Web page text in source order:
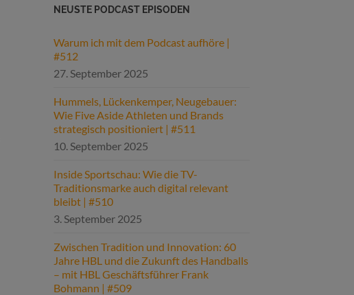
NEUSTE PODCAST EPISODEN
Warum ich mit dem Podcast aufhöre |
#512
27. September 2025
Hummels, Lückenkemper, Neugebauer:
Wie Five Aside Athleten und Brands
strategisch positioniert | #511
10. September 2025
Inside Sportschau: Wie die TV-
Traditionsmarke auch digital relevant
bleibt | #510
3. September 2025
Zwischen Tradition und Innovation: 60
Jahre HBL und die Zukunft des Handballs
– mit HBL Geschäftsführer Frank
Bohmann | #509